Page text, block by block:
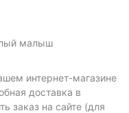
малыш
интернет-магазине
доставка в
заказ на сайте (для